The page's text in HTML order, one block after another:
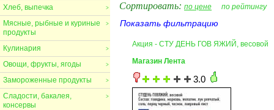
>
Хлеб, выпечка
>
Мясные, рыбные и куриные
продукты
>
Кулинария
>
Овощи, фрукты, ягоды
>
Замороженные продукты
>
Сладости, бакалея,
консервы
Сортировать: по цене по рейтингу
Показать фильтрацию
Акция - СТУ ДЕНЬ ГОВ ЯЖИЙ, весовой
Магазин Лента
3.0